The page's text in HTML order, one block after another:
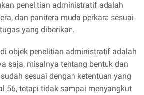
penelitian administratif adalah
dan panitera muda perkara sesuai
yang diberikan.
objek penelitian administratif adalah
saja, misalnya tentang bentuk dan
sesuai dengan ketentuan yang
56, tetapi tidak sampai menyangkut